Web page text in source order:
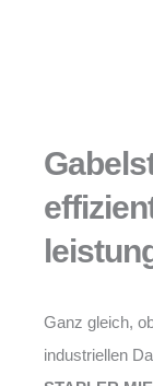
Ganz gleich,
industriellen